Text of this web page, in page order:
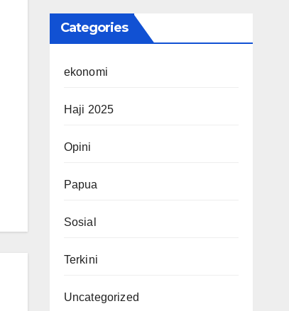
Categories
ekonomi
Haji 2025
Opini
Papua
Sosial
Terkini
Uncategorized